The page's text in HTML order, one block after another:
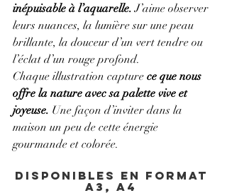
inépuisable à l’aquarelle. J’aime observer
leurs nuances, la lumière sur une peau
brillante, la douceur d’un vert tendre ou
l’éclat d’un rouge profond.
Chaque illustration capture ce que nous
offre la nature avec sa palette vive et
joyeuse. Une façon d’inviter dans la
maison un peu de cette énergie
gourmande et colorée.
disponibles en format
A3, A4